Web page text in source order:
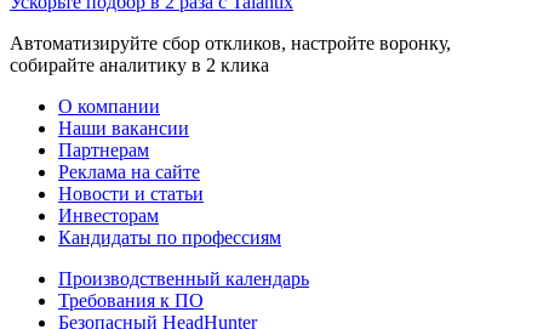
Автоматизируйте сбор откликов, настройте воронку,
собирайте аналитику в 2 клика
О компании
Наши вакансии
Партнерам
Реклама на сайте
Новости и статьи
Инвесторам
Кандидаты по профессиям
Производственный календарь
Требования к ПО
Безопасный HeadHunter